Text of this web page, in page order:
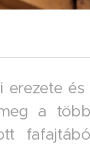
és
a